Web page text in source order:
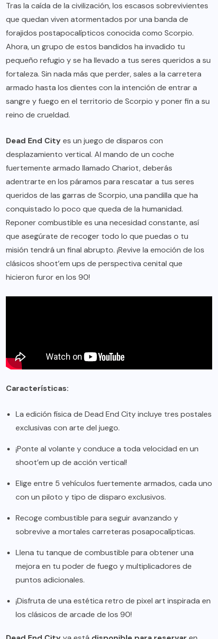
Tras la caída de la civilización, los escasos sobrevivientes
que quedan viven atormentados por una banda de
forajidos postapocalípticos conocida como Scorpio.
Ahora, un grupo de estos bandidos ha invadido tu
pequeño refugio y se ha llevado a tus seres queridos a su
fortaleza. Sin nada más que perder, sales a la carretera
armado hasta los dientes con la intención de entrar a
sangre y fuego en el territorio de Scorpio y poner fin a su
reino de crueldad.
Dead End Cityes un juego de disparos con
desplazamiento vertical. Al mando de un coche
fuertemente armado llamado Chariot, deberás
adentrarte en los páramos para rescatar a tus seres
queridos de las garras de Scorpio, una pandilla que ha
conquistado lo poco que queda de la humanidad.
Reponer combustible es una necesidad constante, así
que asegúrate de recoger todo lo que puedas o tu
misión tendrá un final abrupto. ¡Revive la emoción de los
clásicos shoot’em ups de perspectiva cenital que
hicieron furor en los 90!
Características:
La edición física de Dead End City incluye tres postales
exclusivas con arte del juego.
¡Ponte al volante y conduce a toda velocidad en un
shoot’em up de acción vertical!
Elige entre 5 vehículos fuertemente armados, cada uno
con un piloto y tipo de disparo exclusivos.
Recoge combustible para seguir avanzando y
sobrevive a mortales carreteras posapocalípticas.
Llena tu tanque de combustible para obtener una
mejora en tu poder de fuego y multiplicadores de
puntos adicionales.
¡Disfruta de una estética retro de pixel art inspirada en
los clásicos de arcade de los 90!